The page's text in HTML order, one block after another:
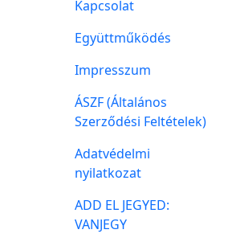
Kapcsolat
Együttműködés
Impresszum
ÁSZF (Általános
Szerződési Feltételek)
Adatvédelmi
nyilatkozat
ADD EL JEGYED:
VANJEGY